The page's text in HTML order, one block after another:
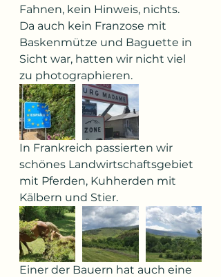
Fahnen, kein Hinweis, nichts.
Da auch kein Franzose mit
Baskenmütze und Baguette in
Sicht war, hatten wir nicht viel
zu photographieren.
In Frankreich passierten wir
schönes Landwirtschaftsgebiet
mit Pferden, Kuhherden mit
Kälbern und Stier.
Einer der Bauern hat auch eine